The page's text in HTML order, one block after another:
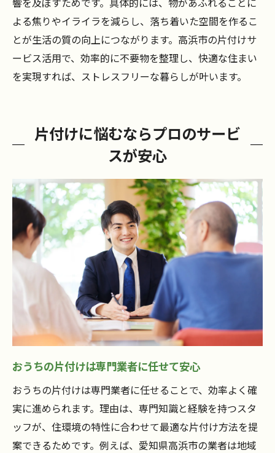
よる焦りやイライラを減らし、落ち着いた空間を作るこ
とが生活の質の向上につながります。高浜市の片付けサ
ービス活用で、効率的に不要物を整理し、快適な住まい
を実現すれば、ストレスフリーな暮らしが叶います。
片付けに悩むならプロのサービ
スが安心
おうちの片付けは専門業者に任せて安心
おうちの片付けは専門業者に任せることで、効率よく確
実に進められます。理由は、専門知識と経験を持つスタ
ッフが、住環境の特性に合わせて最適な片付け方法を提
案できるためです。例えば、愛知県高浜市の業者は地域